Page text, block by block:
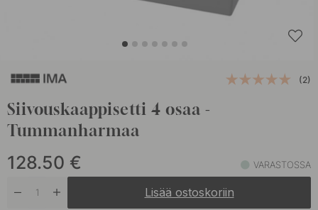
(2)
Siivouskaappisetti 4 osaa -
Tummanharmaa
128.50 € VARASTOSSA
Lisää ostoskoriin